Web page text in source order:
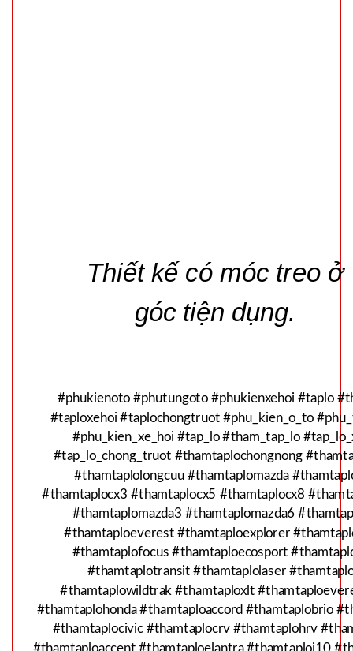
* Đường chỉ
* Đường chỉ
#phukienoto #phutungoto #phukienxehoi #taplo
#taploxehoi #taplochongtruot #phu_kien_o_to
#phu_kien_xe_hoi #tap_lo #tham_tap_lo
#tap_lo_chong_truot #thamtaplochongnong
#thamtaplolongcuu #thamtaplomazda
#thamtaplocx3 #thamtaplocx5 #thamtaplocx8
#thamtaplomazda3 #thamtaplomazda6
#thamtaploeverest #thamtaploexplorer
#thamtaplofocus #thamtaploecosport
#thamtaplotransit #thamtaplolaser
#thamtaplowildtrak #thamtaploxlt
#thamtaplohonda #thamtaploaccord #thamtaplobrio
#thamtaplocivic #thamtaplocrv #thamtaplohrv
Thiết kế có móc treo ở
góc tiện dụng.
Solar mặt
trời 4 cánh
Mã 2029
MÃ
003213
47.000 đ
TÌNH
TRẠNG:
CÒN HÀNG
Bảo
hành:
Test
Đặt
hàng